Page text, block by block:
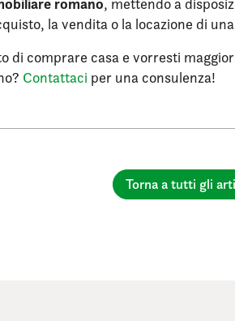
la vendita o la locazione di
di comprare casa e vorresti
Contattaci per una consulenza!
Torna a tutti gli